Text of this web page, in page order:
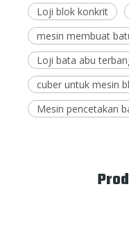
Loji blok konkrit
mesin membuat
Loji bata abu
cuber untuk mesin
Mesin pencetakan